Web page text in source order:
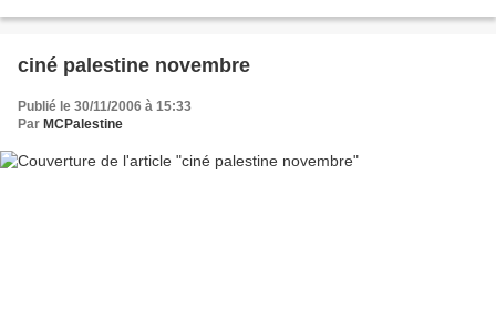
ciné palestine novembre
Publié le 30/11/2006 à 15:33
Par MCPalestine